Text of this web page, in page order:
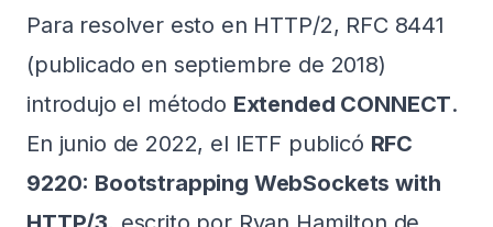
Para resolver esto en HTTP/2, RFC 8441
(publicado en septiembre de 2018)
introdujo el método Extended CONNECT.
En junio de 2022, el IETF publicó RFC
9220: Bootstrapping WebSockets with